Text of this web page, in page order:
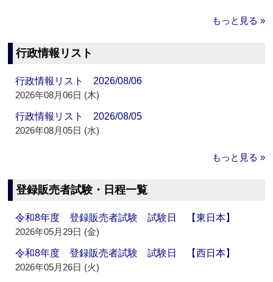
もっと見る »
行政情報リスト
行政情報リスト 2026/08/06
2026年08月06日 (木)
行政情報リスト 2026/08/05
2026年08月05日 (水)
もっと見る »
登録販売者試験・日程一覧
令和8年度 登録販売者試験 試験日 【東日本】
2026年05月29日 (金)
令和8年度 登録販売者試験 試験日 【西日本】
2026年05月26日 (火)